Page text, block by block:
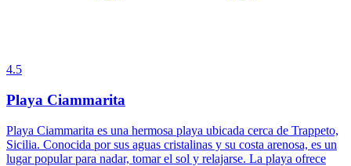
4.5
Playa Ciammarita
Playa Ciammarita es una hermosa playa ubicada cerca de Trappeto,
Sicilia. Conocida por sus aguas cristalinas y su costa arenosa, es un
lugar popular para nadar, tomar el sol y relajarse. La playa ofrece